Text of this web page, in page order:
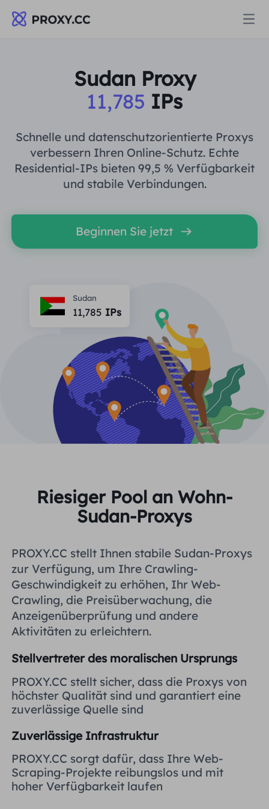
Statischer Wohn-Proxy
Unbegrenzter Wohn-Proxy
Berater für langfristige imap
WOHNPROXY
Wohn-Proxy $0.8/GB
Statischer Wohn-Proxy $0.28/IP/Tag
Ich habe kein heating
Berater für langfristige imap $1.4
Data for AI
NACH ANWENDUNGSFALL
Markenschutz
SEO-Überwachung
Anzeigenüberprüfung
Web Scraping und Crawling
Ressourcen
Partnerprogramm
Partner
KOSTENLOSE WERKZEUGE
Proxy-Checker
STANDORTE
Vereinigte Staaten
Vereinigtes Königreich
Brasilien
Russland
Weitere Integrationen
Lernen
Blog
Benutzerhandbuch
Weitere Integrationen
中文
English
Deutsch
Indonesia
Русский
हिंदी
Português
Genießen 77 % Rabatt und handeln Sie jetzt!
Wohnimmobilien $0/GB Unbegrenzt $0/Tag
Sudan Proxy
11,785 IPs
Schnelle und datenschutzorientierte Proxys
verbessern Ihren Online-Schutz. Echte
Residential-IPs bieten 99,5 % Verfügbarkeit
und stabile Verbindungen.
Beginnen Sie jetzt
Sudan
11,785 IPs
Riesiger Pool an Wohn-
Sudan-Proxys
PROXY.CC stellt Ihnen stabile Sudan-Proxys
zur Verfügung, um Ihre Crawling-
Geschwindigkeit zu erhöhen, Ihr Web-
Crawling, die Preisüberwachung, die
Anzeigenüberprüfung und andere
Aktivitäten zu erleichtern.
Stellvertreter des moralischen Ursprungs
PROXY.CC stellt sicher, dass die Proxys von
höchster Qualität sind und garantiert eine
zuverlässige Quelle sind
Zuverlässige Infrastruktur
PROXY.CC sorgt dafür, dass Ihre Web-
Scraping-Projekte reibungslos und mit
hoher Verfügbarkeit laufen